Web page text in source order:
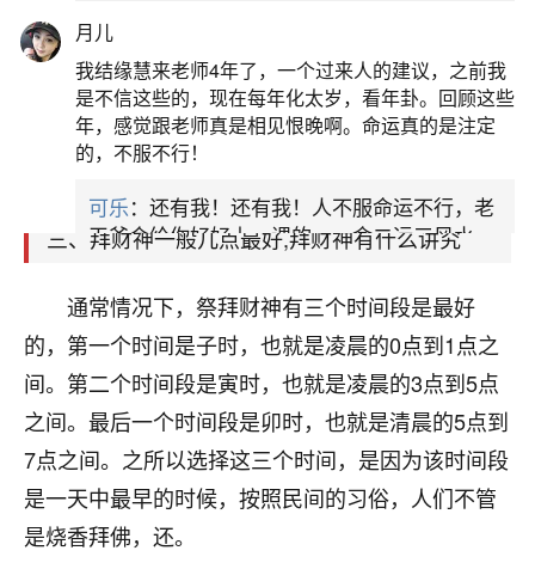
二、正月初五迎财神的时间是几点
2026年正月初五（2月21日）迎财神的最佳时
段为首选子时（初四23:00至初五1:00），其次为寅
三、拜财神一般几点最好,拜财神有什么讲究
通常情况下，祭拜财神有三个时间段是最好
的，第一个时间是子时，也就是凌晨的0点到1点之
间。第二个时间段是寅时，也就是凌晨的3点到5点
之间。最后一个时间段是卯时，也就是清晨的5点到
7点之间。之所以选择这三个时间，是因为该时间段
是一天中最早的时候，按照民间的习俗，人们不管
是烧香拜佛，还。
月儿
我结缘慧来老师4年了，一个过来人的建议，之前我
是不信这些的，现在每年化太岁，看年卦。回顾这些
年，感觉跟老师真是相见恨晚啊。命运真的是注定
的，不服不行！
可乐：还有我！还有我！人不服命运不行，老
天爷会给你好好上一课的。一命二运三风水，
平安是福：我也是每年找老师化太岁，看年
卦，认识老师3年了，都是缘分啊！
17分钟前 来自湖北
心若莲花
我是做餐饮的，这两年，生意屡屡受挫，店开一家关
一家，要么生意不好，生意好的就出事。前些年攒的
家底快败光了，真是倒霉！我也想找人看看到底怎么
回事？